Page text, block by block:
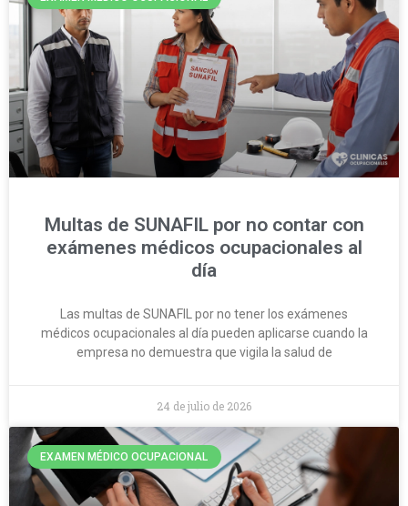
Multas de SUNAFIL por no contar con
exámenes médicos ocupacionales al
día
Las multas de SUNAFIL por no tener los exámenes
médicos ocupacionales al día pueden aplicarse cuando la
empresa no demuestra que vigila la salud de
24 de julio de 2026
EXAMEN MÉDICO OCUPACIONAL